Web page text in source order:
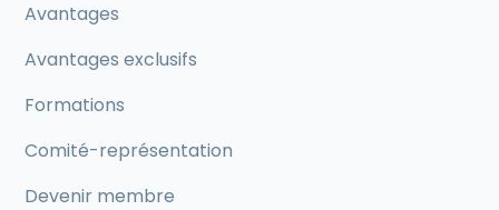
Avantages
Avantages exclusifs
Formations
Comité-représentation
Devenir membre